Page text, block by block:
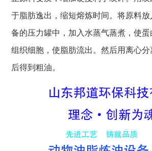
于脂肪逸出，缩短熔炼时间。将原料
备的压力罐中，加入水蒸气蒸煮，使
组织细胞，使脂肪流出。然后用离心
后得到粗油。